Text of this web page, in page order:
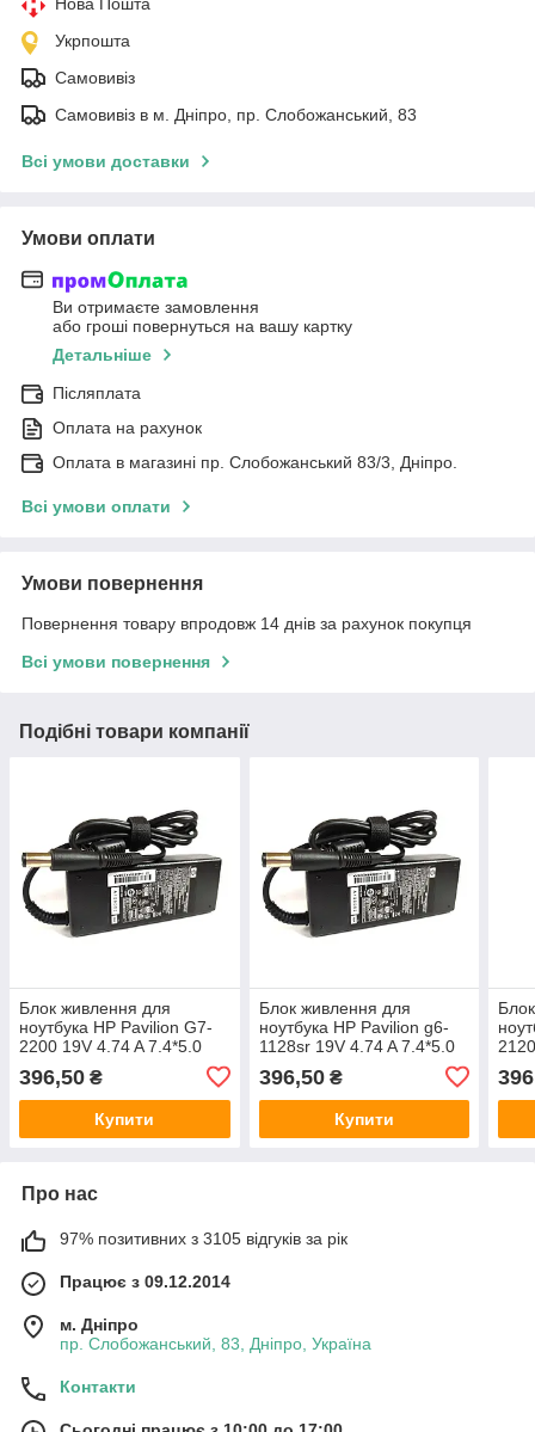
Укрпошта
Самовивіз
Самовивіз в м. Дніпро, пр. Слобожанський, 83
Всі умови доставки
Умови оплати
Ви отримаєте замовлення
або гроші повернуться на вашу картку
Детальніше
Післяплата
Оплата на рахунок
Оплата в магазині пр. Слобожанський 83/3, Дніпро.
Всі умови оплати
Умови повернення
Повернення товару впродовж 14 днів за рахунок покупця
Всі умови повернення
Подібні товари компанії
Блок живлення для
ноутбука HP Pavilion G7-
2200 19V 4.74 A 7.4*5.0
396,50 ₴
Купити
Блок живлення для
ноутбука HP Pavilion g6-
1128sr 19V 4.74 A 7.4*5.0
396,50₴
Купити
Про нас
97% позитивних з 3105 відгуків за рік
Працює з 09.12.2014
м. Дніпро
пр. Слобожанський, 83, Дніпро, Україна
Контакти